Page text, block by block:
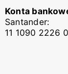
Konta
Santander:
11 1090 2226